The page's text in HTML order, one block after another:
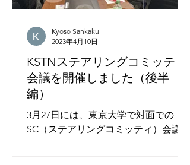
KSTNステアリングコミッティ
会議を開催しました（後半
編）
3月27日には、東京大学で対面での
SC（ステアリングコミッティ）会議が
Kyoso Sankaku
2023年4月10日